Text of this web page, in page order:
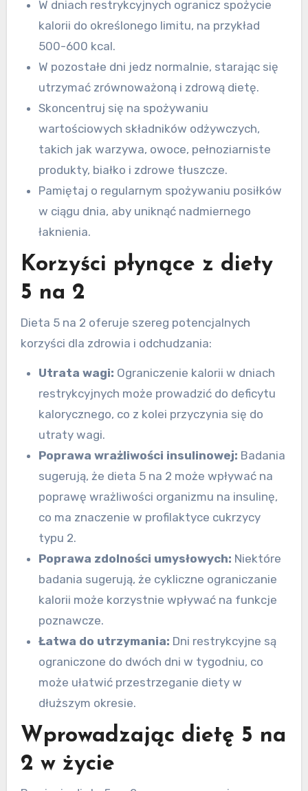
W dniach restrykcyjnych ogranicz spożycie
kalorii do określonego limitu, na przykład
500-600 kcal.
W pozostałe dni jedz normalnie, starając się
utrzymać zrównoważoną i zdrową dietę.
Skoncentruj się na spożywaniu
wartościowych składników odżywczych,
takich jak warzywa, owoce, pełnoziarniste
produkty, białko i zdrowe tłuszcze.
Pamiętaj o regularnym spożywaniu posiłków
w ciągu dnia, aby uniknąć nadmiernego
łaknienia.
Korzyści płynące z diety
5 na 2
Dieta 5 na 2 oferuje szereg potencjalnych
korzyści dla zdrowia i odchudzania:
Utrata wagi: Ograniczenie kalorii w dniach
restrykcyjnych może prowadzić do deficytu
kalorycznego, co z kolei przyczynia się do
utraty wagi.
Poprawa wrażliwości insulinowej: Badania
sugerują, że dieta 5 na 2 może wpływać na
poprawę wrażliwości organizmu na insulinę,
co ma znaczenie w profilaktyce cukrzycy
typu 2.
Poprawa zdolności umysłowych: Niektóre
badania sugerują, że cykliczne ograniczanie
kalorii może korzystnie wpływać na funkcje
poznawcze.
Łatwa do utrzymania: Dni restrykcyjne są
ograniczone do dwóch dni w tygodniu, co
może ułatwić przestrzeganie diety w
dłuższym okresie.
Wprowadzając dietę 5 na
2 w życie